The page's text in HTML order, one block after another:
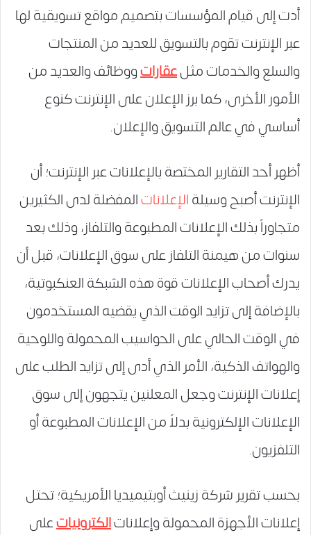
أدت إلى قيام المؤسسات بتصميم مواقع تسويقية لها
عبر الإنترنت تقوم بالتسويق للعديد من المنتجات
والسلع والخدمات مثلعقاراتووظائف والعديد من
الأمور الأخرى، كما برز الإعلان على الإنترنت كنوع
أساسي في عالم التسويق والإعلان.
أظهر أحد التقارير المختصة بالإعلانات عبر الإنترنت؛ أن
الإنترنت أصبح وسيلةالإعلاناتالمفضلة لدى الكثيرين
متجاوراً بذلك الإعلانات المطبوعة والتلفاز، وذلك بعد
سنوات من هيمنة التلفاز على سوق الإعلانات، قبل أن
يدرك أصحاب الإعلانات قوة هذه الشبكة العنكبوتية،
بالإضافة إلى تزايد الوقت الذي يقضيه المستخدمون
في الوقت الحالي على الحواسيب المحمولة واللوحية
والهواتف الذكية، الأمر الذي أدى إلى تزايد الطلب على
إعلانات الإنترنت وجعل المعلنين يتجهون إلى سوق
الإعلانات الإلكترونية بدلاً من الإعلانات المطبوعة أو
التلفزيون.
بحسب تقرير شركة زينيث أوبتيميديا الأمريكية؛ تحتل
إعلانات الأجهزة المحمولة وإعلاناتالكترونياتعلى